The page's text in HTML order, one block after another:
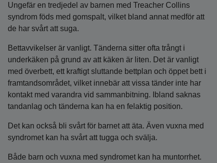
Ungefär en tredjedel av barnen med Treacher Collins
syndrom föds med gomspalt, vilket bland annat medför att
de har svårt att suga.
Bettavvikelser är vanligt. Tänderna sitter ofta trångt i
underkäken på grund av att käken är liten. Det är vanligt
med överbett, ett kraftigt sluttande bettplan och öppet bett i
framtandsområdet, vilket innebär att vissa tänder inte har
kontakt med varandra vid sammanbitning. Ibland saknas
tandanlag och tänderna kan ha en felaktig position.
Det kan också bli svårt för barnet att äta. Även vuxna med
syndromet kan ha svårt att tugga och svälja.
Både barn och vuxna med syndromet kan ha muntorrhet.